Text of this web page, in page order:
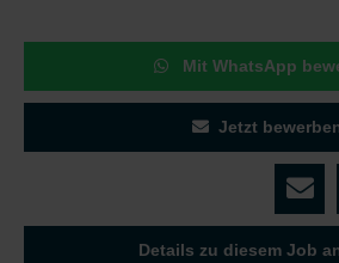
Mit WhatsApp
Jetzt
Details zu diesem Job